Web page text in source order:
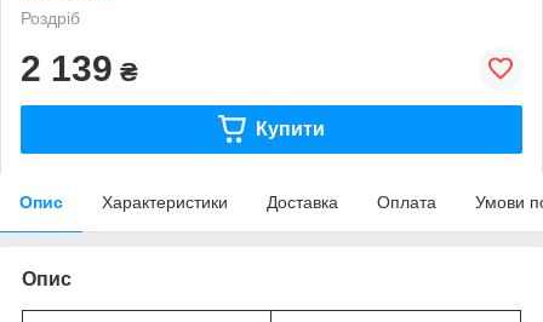
Роздріб
2 139 ₴
Купити
Опис Характеристики Доставка Оплата Умови
Опис